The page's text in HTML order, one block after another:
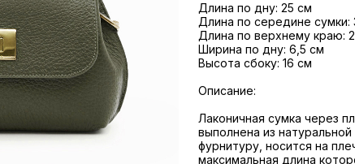
Длина по дну: 25 см
Длина по середине сумки:
Длина по верхнему краю:
Ширина по дну: 6,5 см
Высота сбоку: 16 см
Описание:
Лаконичная сумка через
выполнена из
фурнитуру, носится на
максимальная длина